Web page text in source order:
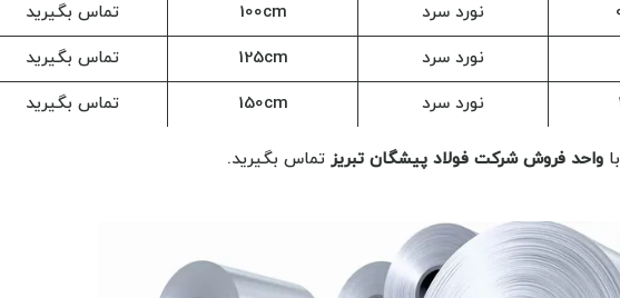
نورد سرد 100cm
تماس بگیرید
نورد سرد 125cm
تماس بگیرید
نورد سرد 150cm تماس بگیرید
واحد فروش شرکت فولاد پیشگان تبریزتماس بگیرید.